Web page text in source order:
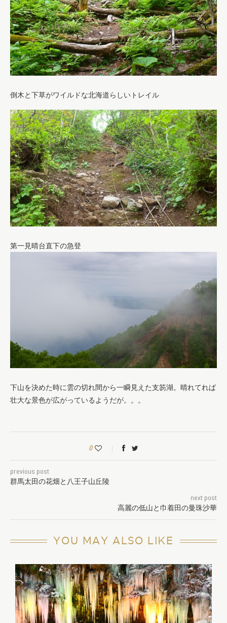
倒木と下草がワイルドな北海道らしいトレイル
第一見晴台直下の急登
下山を決めた時に雲の切れ間から一瞬見えた支笏湖。晴れてれば
壮大な景色が広がっているようだが。。。
0
previous post
群馬太田の花畑と八王子山丘陵
next post
高麗の低山と巾着田の曼珠沙華
YOU MAY ALSO LIKE